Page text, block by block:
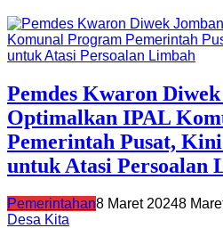
Pemdes Kwaron
Optimalkan IPAL
Pemerintah Pusat,
untuk Atasi Persoalan
Pemerintahan8 Maret 20248
Desa Kita